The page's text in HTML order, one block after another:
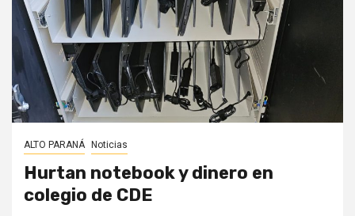
ALTO PARANÁ Noticias
Hurtan notebook y dinero en
colegio de CDE